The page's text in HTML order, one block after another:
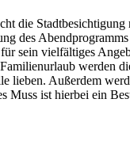
die
des
sein vielfältiges
werden
lieben. Außerdem
Muss ist hierbei ein